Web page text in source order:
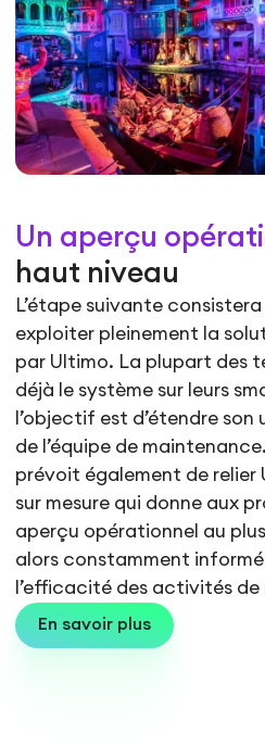
Un aperçu
haut niveau
L’étape suivante
exploiter pleinement la
par Ultimo. La plupart des
déjà le système sur leurs
l’objectif est d’étendre son
de l’équipe de
prévoit également de relier
sur mesure qui donne aux
aperçu opérationnel au
alors constamment
l’efficacité des activités
En savoir plus